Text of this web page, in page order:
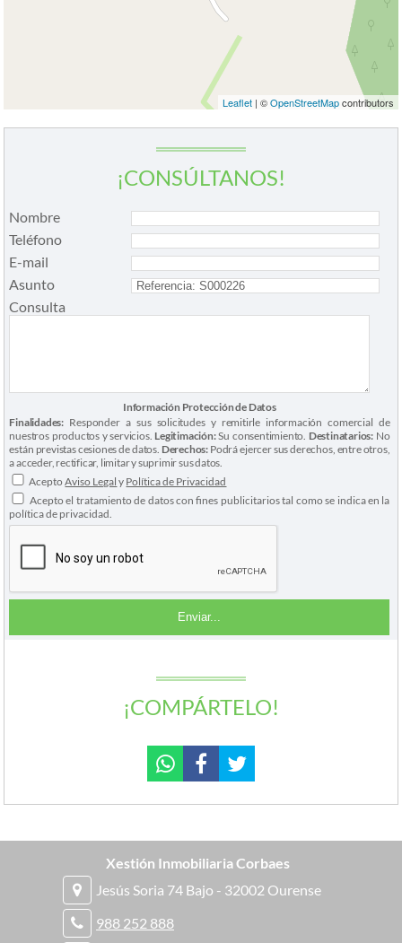
¡COMPÁRTELO!
¡CONSÚLTANOS!
Nombre
Teléfono
E-mail
Asunto
Consulta
Información Protección de Datos
Finalidades: Responder a sus solicitudes y remitirle información comercial de
nuestros productos y servicios. Legitimación:Su consentimiento. Destinatarios:No
están previstas cesiones de datos. Derechos: Podrá ejercer sus derechos, entre otros,
a acceder, rectificar, limitar y suprimir sus datos.
AceptoAviso Legal y Política de Privacidad
Acepto el tratamiento de datos con fines publicitarios tal como se indica en la
política de privacidad.
Leaflet| ©OpenStreetMapcontributors
Xestión Inmobiliaria Corbaes
Jesús Soria 74 Bajo - 32002 Ourense
988 252 888